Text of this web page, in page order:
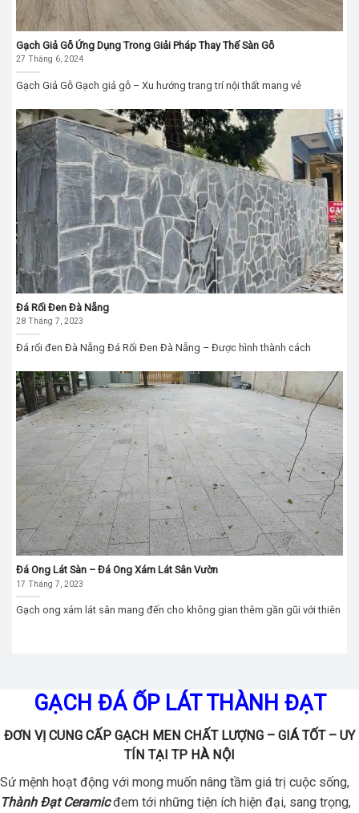
Gạch Giả Gỗ Ứng Dụng Trong Giải Pháp Thay Thế Sàn Gỗ
27 Tháng 6, 2024
Gạch Giả Gỗ Gạch giả gỗ – Xu hướng trang trí nội thất mang vẻ
Đá Rối Đen Đà Nẵng
28 Tháng 7, 2023
Đá rối đen Đà Nẵng Đá Rối Đen Đà Nẵng – Được hình thành cách
Đá Ong Lát Sàn – Đá Ong Xám Lát Sân Vườn
17 Tháng 7, 2023
Gạch ong xám lát sân mang đến cho không gian thêm gần gũi với thiên
GẠCH ĐÁ ỐP LÁT THÀNH ĐẠT
ĐƠN VỊ CUNG CẤP GẠCH MEN CHẤT LƯỢNG – GIÁ TỐT – UY
TÍN TẠI TP HÀ NỘI
Sứ mệnh hoạt động với mong muốn nâng tầm giá trị cuộc sống,
Thành Đạt Ceramicđem tới những tiện ích hiện đại, sang trọng,